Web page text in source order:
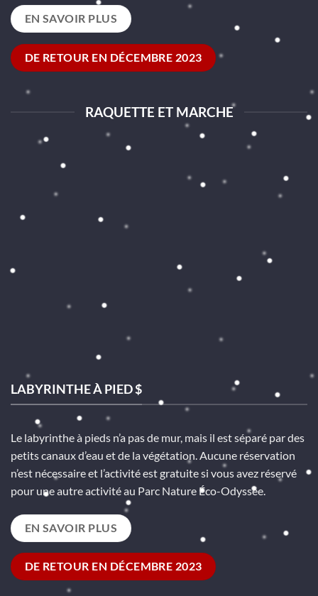
EN SAVOIR PLUS
DE RETOUR EN DÉCEMBRE 2023
RAQUETTE ET MARCHE
LABYRINTHE À PIED $
Le labyrinthe à pieds n’a pas de mur, mais il est séparé par des
petits canaux d’eau et de la végétation. Aucune réservation
n’est nécessaire et l’activité est gratuite si vous avez réservé
pour une autre activité au Parc Nature Éco-Odyssée.
EN SAVOIR PLUS
DE RETOUR EN DÉCEMBRE 2023